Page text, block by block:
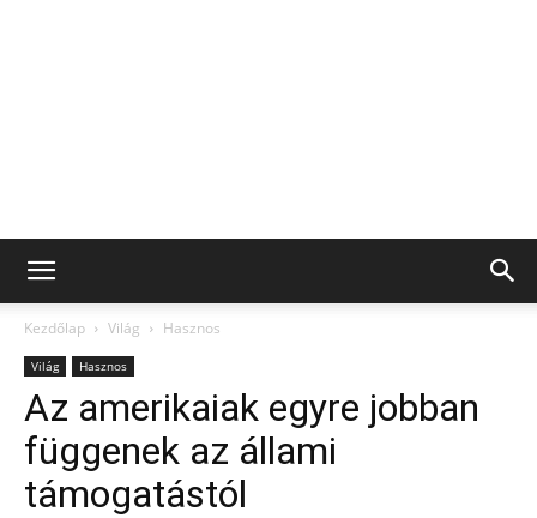
Kezdőlap Világ Hasznos
Világ Hasznos
Az amerikaiak egyre jobban
függenek az állami
támogatástól